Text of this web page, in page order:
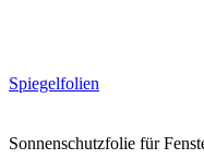
Spiegelfolien
Sonnenschutzfolie für